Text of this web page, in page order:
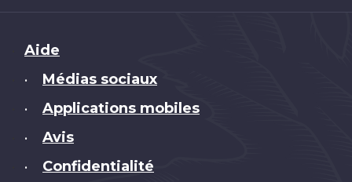
Brand
Aide
• Médias sociaux
• Applications mobiles
• Avis
• Confidentialité